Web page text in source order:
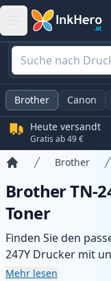
Brother Canon
Heute versandt
Gratis ab 49 €
Brother
Brother TN-
Toner
Finden Sie den
247Y Drucker mit
XL-Patronen.
Mehr lesen